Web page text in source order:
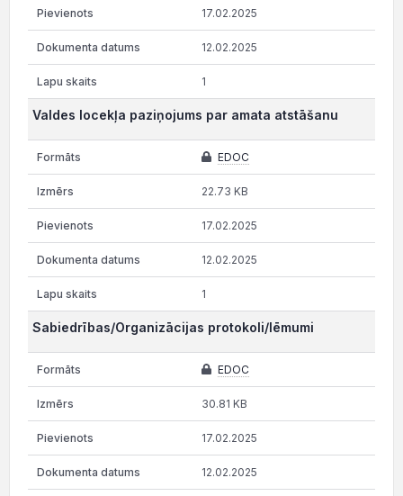
17.02.2025
12.02.2025
1
Valdes locekļa paziņojums par amata atstāšanu
EDOC
22.73 KB
17.02.2025
12.02.2025
1
Sabiedrības/Organizācijas protokoli/lēmumi
EDOC
30.81 KB
17.02.2025
12.02.2025